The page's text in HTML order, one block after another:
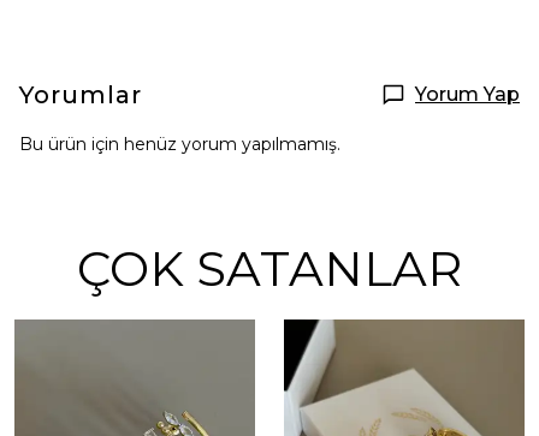
Yorumlar Yorum Yap
Bu ürün için henüz yorum yapılmamış.
ÇOK SATANLAR